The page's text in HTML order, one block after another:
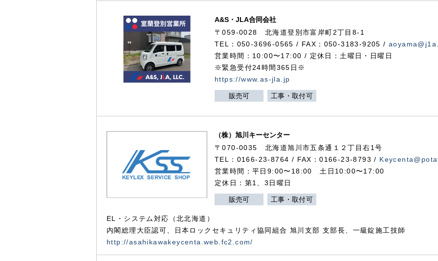
A&S・JLA合同会社
〒059-0028北海道登別市富岸町2丁目 8-1
TEL：050-3696-0565 / FAX：050-3183-9205 /
営業時間：10:00〜17:00 / 定休日：土曜日・日曜日
※緊急受付24時間365日※
https://www.as-jla.jp
販売可 工事・取付可
（株）旭川キーセンター
〒070-0035 北海道旭川市五条通１２丁目右1号
TEL：0166-23-8764 / FAX：0166-23-8793 /
営業時間：平日9:00〜18:00 土日10:00〜17:00
定休日：第1、3日曜日
販売可 工事・取付可
EL・システム対応（北北海道）
内閣総理大臣認可、日本ロックセキュリティ協同組合 旭川支部 支部長、一級錠施工技師
http://asahikawakeycenta.web.fc2.com/